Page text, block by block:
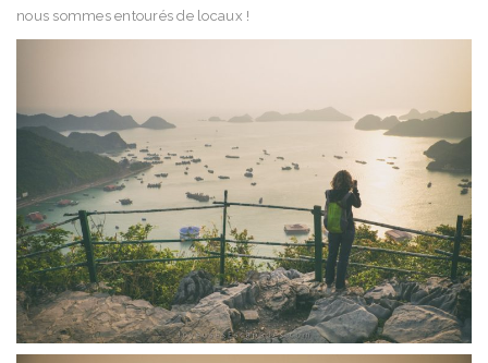
nous sommes entourés de locaux !